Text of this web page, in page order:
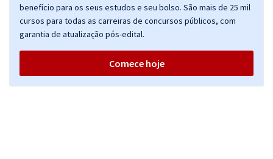
benefício para os seus estudos e seu bolso. São mais de 25 mil
cursos para todas as carreiras de concursos públicos, com
garantia de atualização pós-edital.
Comece hoje